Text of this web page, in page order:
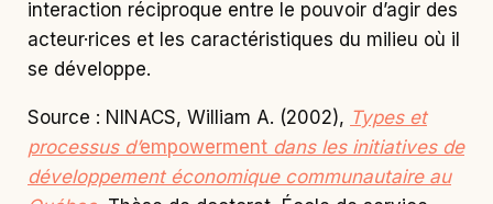
développement économique communautaire au
Québec.Thèse de doctorat, École de service
social, Université Laval, 332 pages.
Empowerment communautaire et
pouvoir d’agir de la collectivité : du